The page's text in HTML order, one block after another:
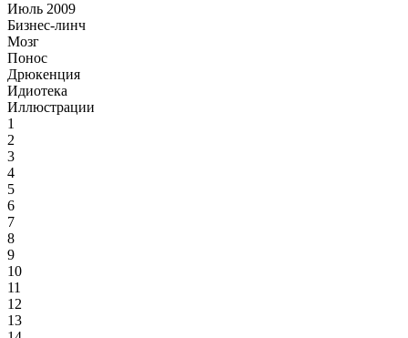
Июль 2009
Бизнес-линч
Мозг
Понос
Дрюкенция
Идиотека
Иллюстрации
1
2
3
4
5
6
7
8
9
10
11
12
13